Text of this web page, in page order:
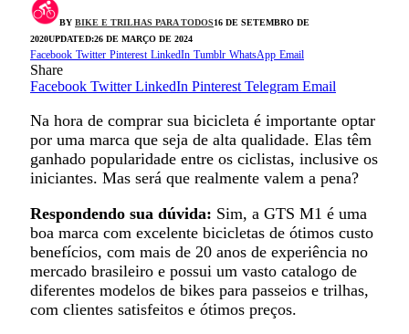
BY BIKE E TRILHAS PARA TODOS16 DE SETEMBRO DE
2020UPDATED:26 DE MARÇO DE 2024
Facebook Twitter Pinterest LinkedIn Tumblr WhatsApp Email
Share
Facebook Twitter LinkedIn Pinterest Telegram Email
Na hora de comprar sua bicicleta é importante optar
por uma marca que seja de alta qualidade. Elas têm
ganhado popularidade entre os ciclistas, inclusive os
iniciantes. Mas será que realmente valem a pena?
Respondendo sua dúvida: Sim, a GTS M1 é uma
boa marca com excelente bicicletas de ótimos custo
benefícios, com mais de 20 anos de experiência no
mercado brasileiro e possui um vasto catalogo de
diferentes modelos de bikes para passeios e trilhas,
com clientes satisfeitos e ótimos preços.